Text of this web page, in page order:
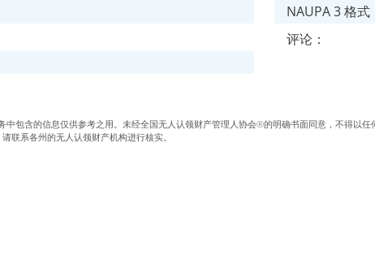
NAUPA 3 格式
评论：
包含的信息仅供参考之用。未经全国无人认领财产管理人协会®的明确书面同意，不得以
联系各州的无人认领财产机构进行核实。